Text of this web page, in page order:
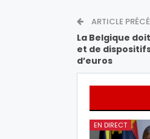
ARTICLE
La Belgique
et de
d’euros
EN DIRECT